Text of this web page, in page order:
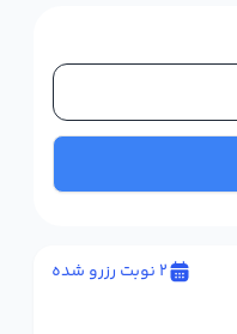
2 نوبت رزرو شده